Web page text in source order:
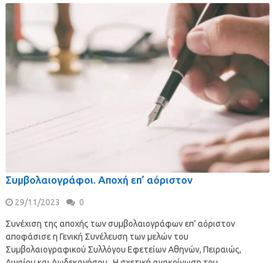
Συμβολαιογράφοι. Αποχή επ’ αόριστον
29/11/2023 0
Συνέχιση της αποχής των συμβολαιογράφων επ’ αόριστον
αποφάσισε η Γενική Συνέλευση των μελών του
Συμβολαιογραφικού Συλλόγου Εφετείων Αθηνών, Πειραιώς,